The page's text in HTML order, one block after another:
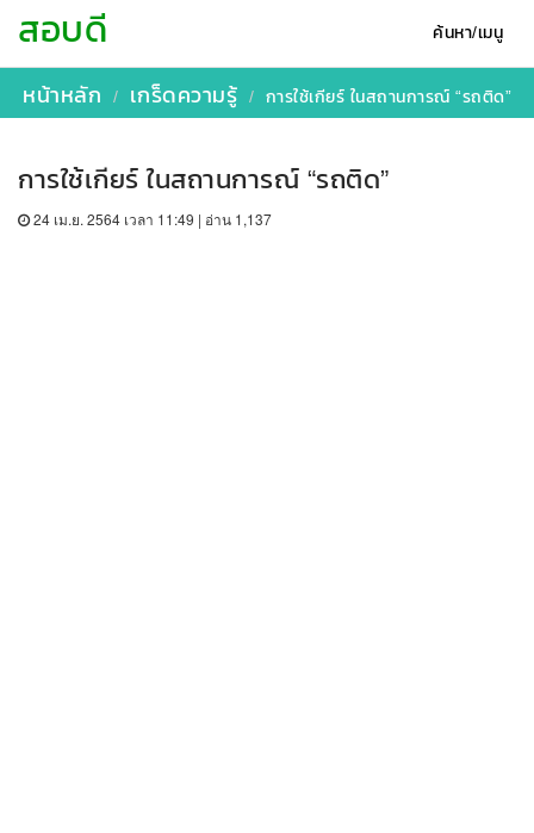
ค้นหา/เมนู
สอบดี
หน้าหลัก เกร็ดความรู้ การใช้เกียร์ ในสถานการณ์ “รถติด”
การใช้เกียร์ ในสถานการณ์ “รถติด”
24 เม.ย. 2564 เวลา 11:49 | อ่าน 1,137